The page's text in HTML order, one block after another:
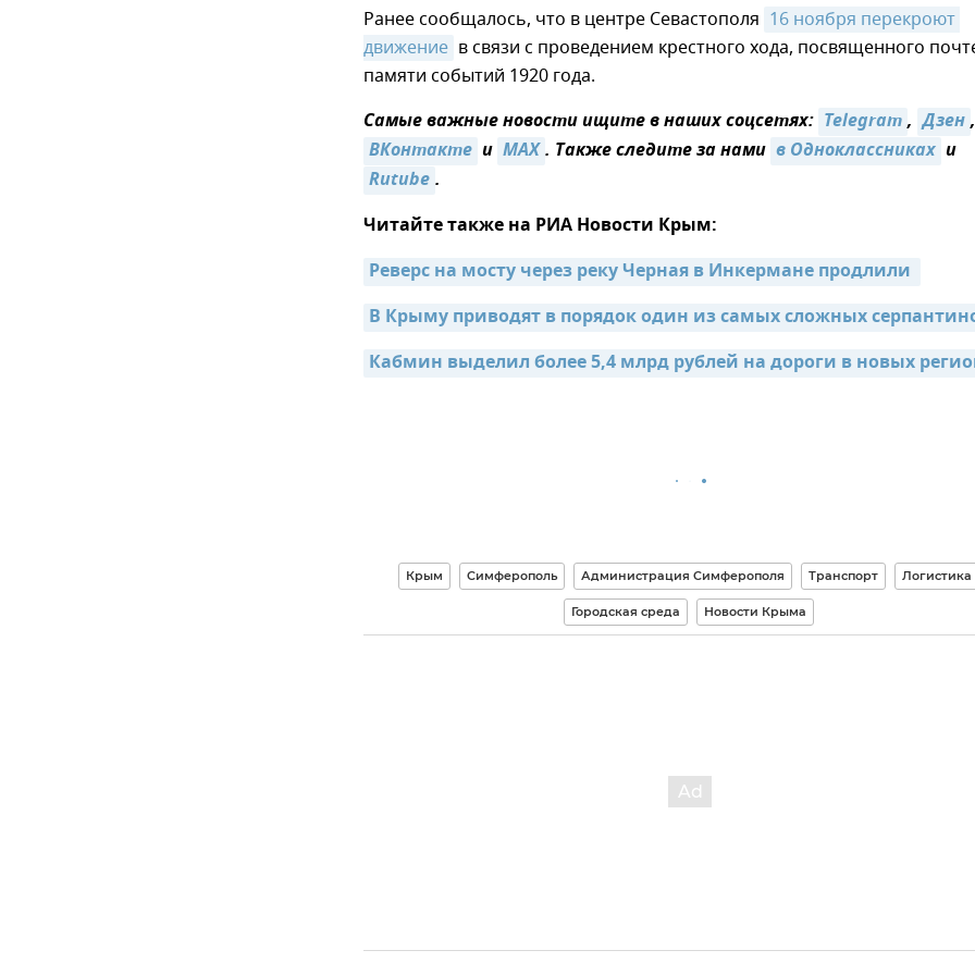
Ранее сообщалось, что в центре Севастополя 16 ноября перекроют
движение в связи с проведением крестного хода, посвященного
памяти событий 1920 года.
Самые важные новости ищите в наших соцсетях: Telegram, Дзен,
ВКонтакте и MAX. Также следите за нами в Одноклассниках и
Rutube.
Читайте также на РИА Новости Крым:
Реверс на мосту через реку Черная в Инкермане продлили
В Крыму приводят в порядок один из самых сложных
Кабмин выделил более 5,4 млрд рублей на дороги в новых
Крым Симферополь Администрация Симферополя Транспорт Логистика
Городская среда Новости Крыма